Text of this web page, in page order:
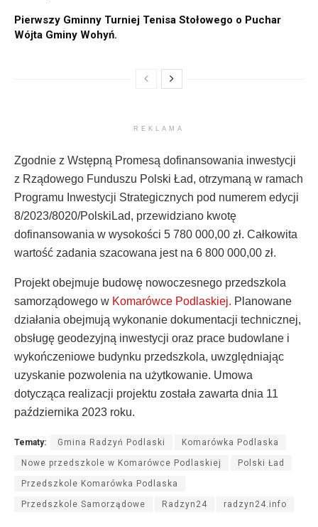
Pierwszy Gminny Turniej Tenisa Stołowego o Puchar
Wójta Gminy Wohyń.
REKLAMA
Zgodnie z Wstępną Promesą dofinansowania inwestycji
z Rządowego Funduszu Polski Ład, otrzymaną w ramach
Programu Inwestycji Strategicznych pod numerem edycji
8/2023/8020/PolskiLad, przewidziano kwotę
dofinansowania w wysokości 5 780 000,00 zł. Całkowita
wartość zadania szacowana jest na 6 800 000,00 zł.
Projekt obejmuje budowę nowoczesnego przedszkola
samorządowego w Komarówce Podlaskiej. Planowane
działania obejmują wykonanie dokumentacji technicznej,
obsługę geodezyjną inwestycji oraz prace budowlane i
wykończeniowe budynku przedszkola, uwzględniając
uzyskanie pozwolenia na użytkowanie. Umowa
dotycząca realizacji projektu została zawarta dnia 11
października 2023 roku.
Tematy: Gmina Radzyń Podlaski Komarówka Podlaska
Nowe przedszkole w Komarówce Podlaskiej Polski Ład
Przedszkole Komarówka Podlaska
Przedszkole Samorządowe Radzyn24 radzyn24.info